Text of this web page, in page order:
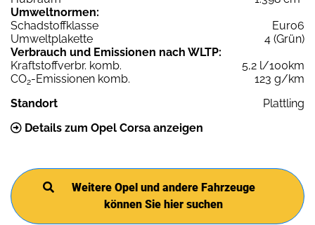
Umweltnormen:
Schadstoffklasse
Euro6
Umweltplakette
4 (Grün)
Verbrauch und Emissionen nach WLTP:
Kraftstoffverbr. komb.
5,2 l/100km
CO2-Emissionen komb.
123 g/km
Standort
Plattling
Details zum Opel Corsa anzeigen
Weitere Opel und andere Fahrzeuge
können Sie hier suchen